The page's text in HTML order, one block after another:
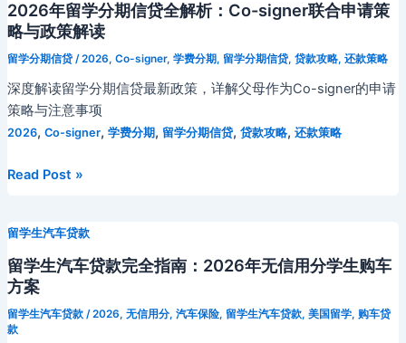
金
资
方
案
加
元
疲
软
与
SUV
策
下
的
名
校
创
兰
奥
大
学
中
留
学
费
分
期
贷
2026年留学分期信贷全解析：Co-signer联合申请策
略与政策解读
留学分期信贷/2026, Co-signer, 学费分期, 留学分期信贷, 贷款攻略, 还款策略
深度解读留学分期信贷最新政策，详解父母作为Co-signer的申请
策略与注意事项
2026, Co-signer, 学费分期, 留学分期信贷, 贷款攻略, 还款策略
2026
学
分
期
信
贷
Read Post »
留学生汽车贷款
留学生汽车贷款完全指南：2026年无信用分学生购车
方案
留学生汽车贷款/2026, 无信用分, 汽车保险, 留学生汽车贷款, 美国留学, 购车贷
款